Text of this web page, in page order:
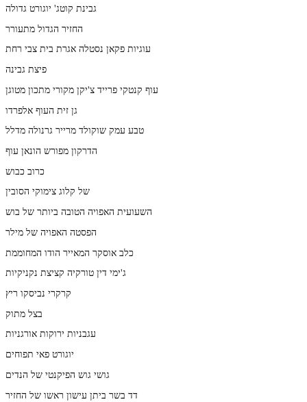
גבינת קוטג' יוגורט גדולה
החזיר הגדול מתעורר
עוגיות פקאן נסטלה אגרת בית צבי רחת
פיצת גבינה
עוף קנטקי פרייד צ'יקן מקורי מתכון מטוגן
גן זית העוף אלפרדו
טבע עמק שוקולד מרייר גרנולה מדלל
הדרקון מפורש הונאן עוף
כרוב כבוש
של קלוג צימוקי הסובין
השעועית האפויה הטובה ביותר של בוש
הפסטה האפויה של מילר
כלב אוסקר המאייר הודו המחוממת
ג'ימי דין טורקיה קציצת נקניקיות
קרקרי נביסקו ריץ
בצל מתוק
עגבניות ירוקות אורגניות
יוגורט פאי תפוחים
גושי גוש הפיקנטי של הנדים
דד בשר ביתן עישון ראשו של החזיר